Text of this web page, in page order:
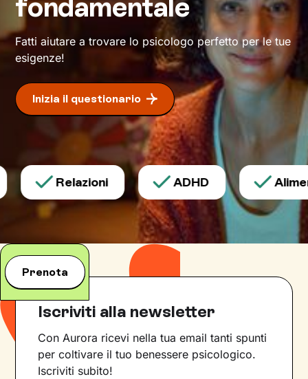
benessere.
fondamentale
Fatti aiutare a trovare lo psicologo perfetto per le tue
esigenze!
Inizia il questionario
Relazioni ADHD
Prenota
Iscriviti alla newsletter
Con Aurora ricevi nella tua email tanti spunti
per coltivare il tuo benessere psicologico.
Iscriviti subito!